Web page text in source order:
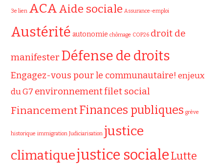
3e lien ACAAide sociale Assurance-emploi
Austérité autonomie chômage COP26 droit de
manifester Défense de droits
Engagez-vous pour le communautaire! enjeux
du G7 environnementfilet social
FinancementFinances publiques grève
historique immigration Judiciarisation justice
climatiquejustice socialeLutte